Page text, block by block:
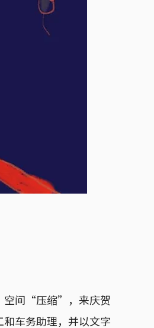
空间“压缩”，来庆贺
车务助理，并以文字